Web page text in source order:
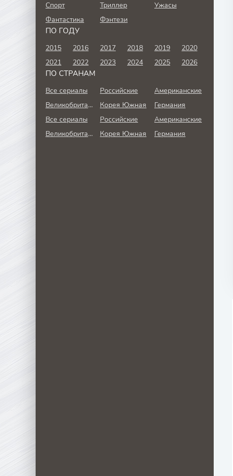
Спорт
Триллер
Ужасы
Фантастика
Фэнтези
ПО ГОДУ
2015 2016 2017 2018 2019
2020
2021
2022 2023 2024 2025 2026
ПО СТРАНАМ
Все сериалы Российские
Американские
Великобритания
Корея Южная
Германия
Все сериалы
Российские
Американские
Великобритания
Корея Южная Германия